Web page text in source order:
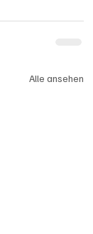
Alle ansehen